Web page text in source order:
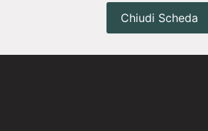
Chiudi Scheda